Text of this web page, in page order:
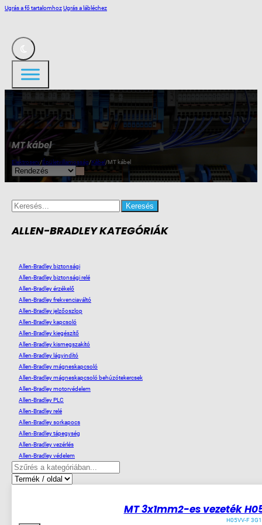
Ugrás a fő tartalomhozUgrás a lábléchez
MT kábel
Elektroserv/Épületvillamosság/Kábel /MT kábel
Search
for:
ALLEN-BRADLEY KATEGÓRIÁK
Allen-Bradley biztonsági
Allen-Bradley biztonsági relé
Allen-Bradley érzékelő
Allen-Bradley frekvenciaváltó
Allen-Bradley jelzőoszlop
Allen-Bradley kapcsoló
Allen-Bradley kiegészítő
Allen-Bradley kismegszakító
Allen-Bradley lágyindító
Allen-Bradley mágneskapcsoló
Allen-Bradley mágneskapcsoló behúzótekercsek
Allen-Bradley motorvédelem
Allen-Bradley PLC
Allen-Bradley relé
Allen-Bradley sorkapocs
Allen-Bradley tápegység
Allen-Bradley vezérlés
Allen-Bradley védelem
38
készleten
MT 3x1mm2-es vezeték
H05VV-F 3G1